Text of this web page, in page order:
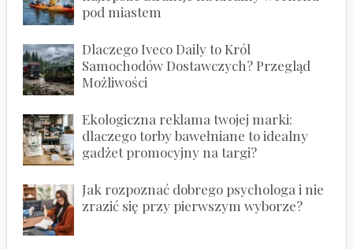
pod miastem
Dlaczego Iveco Daily to Król
Samochodów Dostawczych? Przegląd
Możliwości
Ekologiczna reklama twojej marki:
dlaczego torby bawełniane to idealny
gadżet promocyjny na targi?
Jak rozpoznać dobrego psychologa i nie
zrazić się przy pierwszym wyborze?